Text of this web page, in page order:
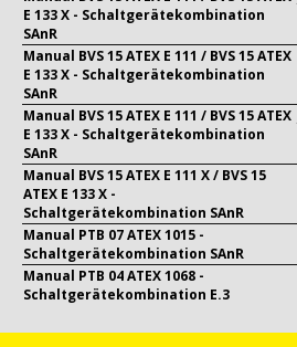
E 133 X - Schaltgerätekombination
SAnR
Manual BVS 15 ATEX E 111 / BVS 15 ATEX
E 133 X - Schaltgerätekombination
SAnR
Manual BVS 15 ATEX E 111 / BVS 15 ATEX
E 133 X - Schaltgerätekombination
SAnR
Manual BVS 15 ATEX E 111 X / BVS 15
ATEX E 133 X -
Schaltgerätekombination SAnR
Manual PTB 07 ATEX 1015 -
Schaltgerätekombination SAnR
Manual PTB 04 ATEX 1068 -
Schaltgerätekombination E.3